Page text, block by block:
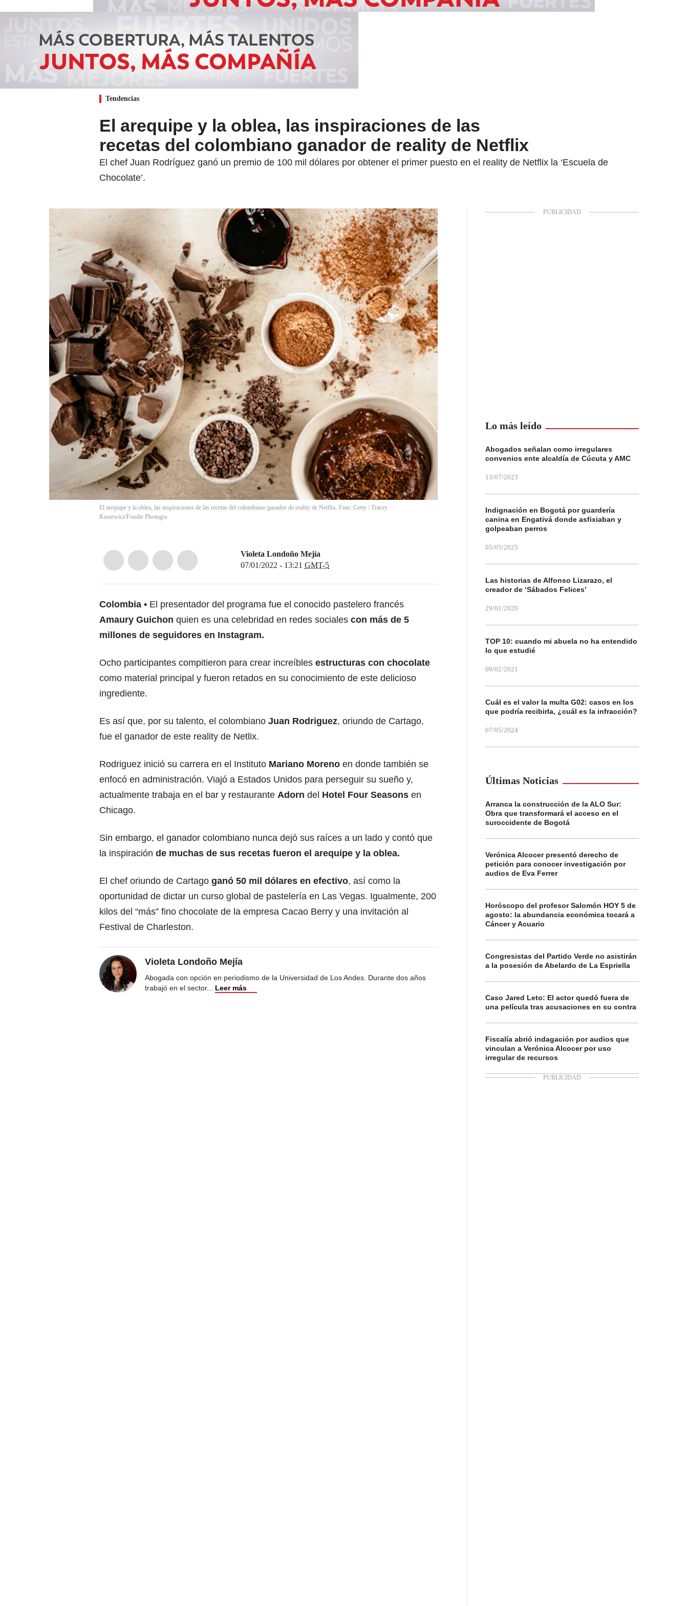
Tendencias
El arequipe y la oblea, las inspiraciones de las
recetas del colombiano ganador de reality de Netflix
El chef Juan Rodríguez ganó un premio de 100 mil dólares por obtener el primer puesto en el reality de Netflix la ‘Escuela de
Chocolate’.
El arequipe y la oblea, las inspiraciones de las recetas del colombiano ganador de reality de Netflix. Foto: Getty / Tracey
Kusiewicz/Foodie Photogra
Violeta Londoño Mejía
07/01/2022 - 13:21 GMT-5
Colombia
El presentador del programa fue el conocido pastelero francés
Amaury Guichon quien es una celebridad en redes sociales con más de 5
millones de seguidores en Instagram.
Ocho participantes compitieron para crear increíbles estructuras con chocolate
como material principal y fueron retados en su conocimiento de este delicioso
ingrediente.
Es así que, por su talento, el colombiano Juan Rodriguez, oriundo de Cartago,
fue el ganador de este reality de Netlix.
Rodriguez inició su carrera en el Instituto Mariano Moreno en donde también se
enfocó en administración. Viajó a Estados Unidos para perseguir su sueño y,
actualmente trabaja en el bar y restaurante Adorn del Hotel Four Seasons en
Chicago.
Sin embargo, el ganador colombiano nunca dejó sus raíces a un lado y contó que
la inspiración de muchas de sus recetas fueron el arequipe y la oblea.
El chef oriundo de Cartago ganó 50 mil dólares en efectivo, así como la
oportunidad de dictar un curso global de pastelería en Las Vegas. Igualmente, 200
kilos del “más” fino chocolate de la empresa Cacao Berry y una invitación al
Festival de Charleston.
Violeta Londoño Mejía
Abogada con opción en periodismo de la Universidad de Los Andes. Durante dos años
trabajó en el sector... Leer más
Lo más leído
Abogados señalan como irregulares
convenios ente alcaldía de Cúcuta y AMC
13/07/2023
Indignación en Bogotá por guardería
canina en Engativá donde asfixiaban y
golpeaban perros
05/05/2025
Las historias de Alfonso Lizarazo, el
creador de ‘Sábados Felices’
29/01/2020
TOP 10: cuando mi abuela no ha entendido
lo que estudié
09/02/2021
Cuál es el valor la multa G02: casos en los
que podría recibirla, ¿cuál es la infracción?
07/05/2024
Últimas Noticias
Arranca la construcción de la ALO Sur:
Obra que transformará el acceso en el
suroccidente de Bogotá
Verónica Alcocer presentó derecho de
petición para conocer investigación por
audios de Eva Ferrer
Horóscopo del profesor Salomón HOY 5 de
agosto: la abundancia económica tocará a
Cáncer y Acuario
Congresistas del Partido Verde no asistirán
a la posesión de Abelardo de La Espriella
Caso Jared Leto: El actor quedó fuera de
una película tras acusaciones en su contra
Fiscalía abrió indagación por audios que
vinculan a Verónica Alcocer por uso
irregular de recursos